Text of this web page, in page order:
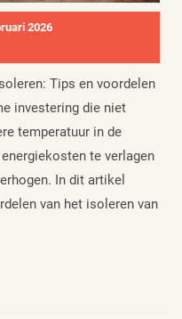
2026
Tips en voordelen
investering die niet
temperatuur in de
te verlagen
In dit artikel
van het isoleren van